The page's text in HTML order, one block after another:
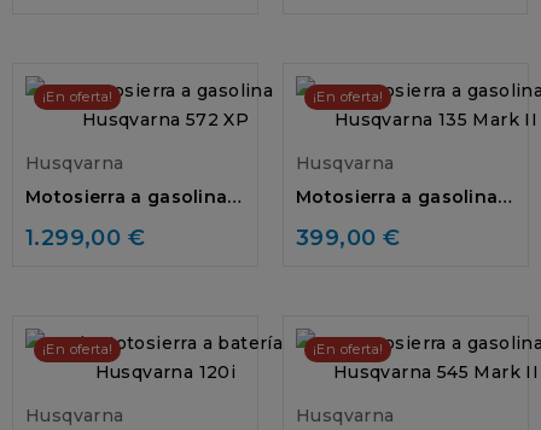
¡En oferta!
Husqvarna
Motosierra a gasolina
1.299,00 €
¡En oferta!
Husqvarna
Motosierra a gasolina
399,00 €
¡En oferta!
Husqvarna
¡En oferta!
Husqvarna